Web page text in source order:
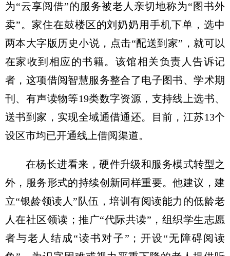
为“云享阅借”的服务被老人亲切地称为“图书外
卖”。家住在鼓楼区的刘奶奶用手机下单，选中
两本大字版历史小说，点击“配送到家”，就可以
在家收到相应的书籍。该馆相关负责人告诉记
者，这项借阅智慧服务整合了电子图书、学术期
刊、有声读物等19类数字资源，支持线上选书、
送书到家，实现全域通借通还。目前，江苏13个
设区市均已开通线上借阅渠道。
在杨长进看来，硬件升级和服务模式转型之
外，服务形式的持续创新同样重要。他建议，建
立“银龄领读人”队伍，培训有阅读能力的低龄老
人在社区领读；推广“代际共读”，组织学生志愿
者与老人结成“读书对子”；开设“无障碍阅读